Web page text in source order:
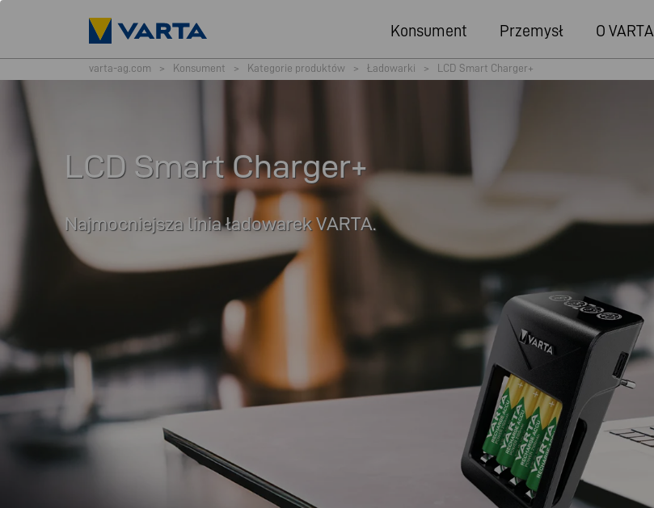
Konsument Przemysł O VARTA
varta-ag.com > Konsument > Kategorie produktów > Ładowarki > LCD Smart Charger+
LCD Smart Charger+
Najmocniejsza linia ładowarek VARTA.